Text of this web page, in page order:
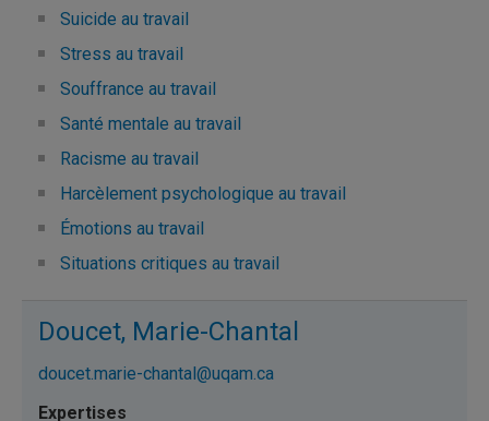
Suicide au travail
Stress au travail
Souffrance au travail
Santé mentale au travail
Racisme au travail
Harcèlement psychologique au travail
Émotions au travail
Situations critiques au travail
Doucet, Marie-Chantal
doucet.marie-chantal@uqam.ca